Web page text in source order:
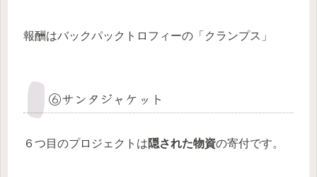
報酬はバックパックトロフィーの「クランプス」
⑥サンタジャケット
６つ目のプロジェクトは隠された物資の寄付です。